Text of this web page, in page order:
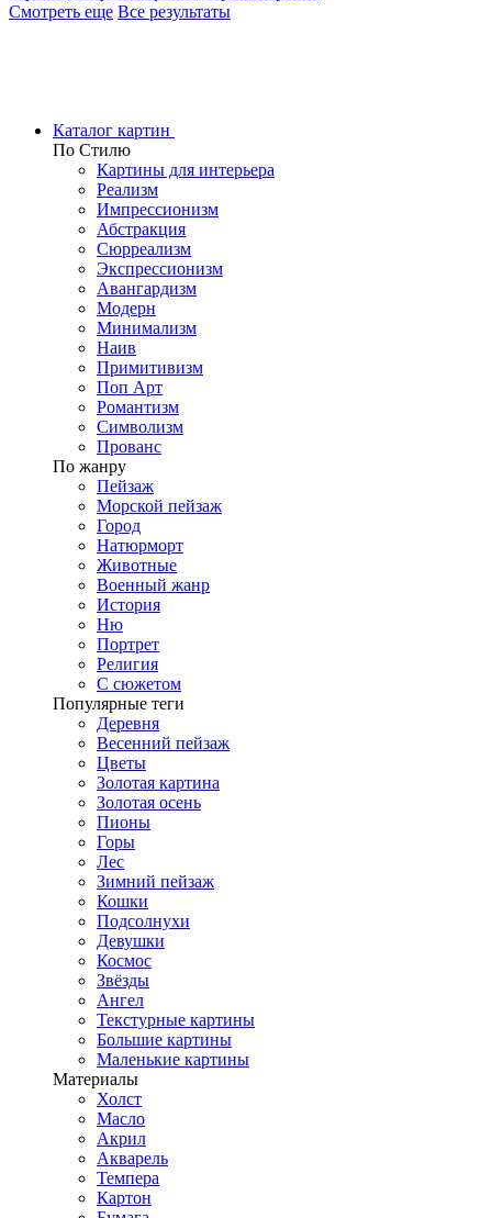
Смотреть еще Все результаты
Каталог картин
По Стилю
Картины для интерьера
Реализм
Импрессионизм
Абстракция
Сюрреализм
Экспрессионизм
Авангардизм
Модерн
Минимализм
Наив
Примитивизм
Поп Арт
Романтизм
Символизм
Прованс
По жанру
Пейзаж
Морской пейзаж
Город
Натюрморт
Животные
Военный жанр
История
Ню
Портрет
Религия
С сюжетом
Популярные теги
Деревня
Весенний пейзаж
Цветы
Золотая картина
Золотая осень
Пионы
Горы
Лес
Зимний пейзаж
Кошки
Подсолнухи
Девушки
Космос
Звёзды
Ангел
Текстурные картины
Большие картины
Маленькие картины
Материалы
Холст
Масло
Акрил
Акварель
Темпера
Картон